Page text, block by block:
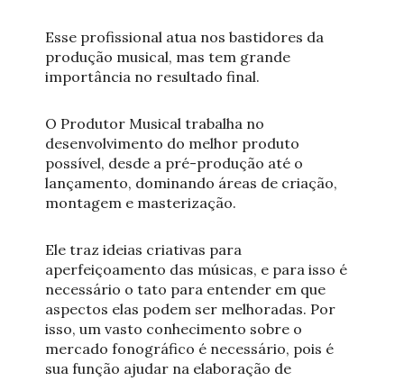
Esse profissional atua nos bastidores da
produção musical, mas tem grande
importância no resultado final.
O Produtor Musical trabalha no
desenvolvimento do melhor produto
possível, desde a pré-produção até o
lançamento, dominando áreas de criação,
montagem e masterização.
Ele traz ideias criativas para
aperfeiçoamento das músicas, e para isso é
necessário o tato para entender em que
aspectos elas podem ser melhoradas. Por
isso, um vasto conhecimento sobre o
mercado fonográfico é necessário, pois é
sua função ajudar na elaboração de